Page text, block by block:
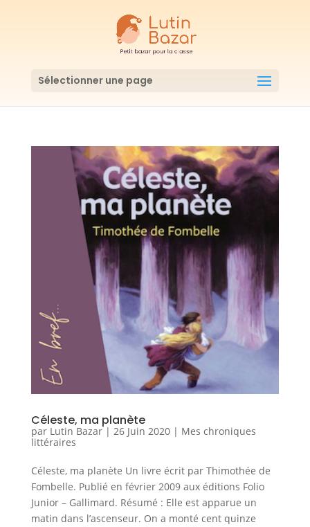
Sélectionner une page
Céleste, ma planète
par Lutin Bazar| 26 Juin 2020| Mes chroniques
littéraires
Céleste, ma planète Un livre écrit par Thimothée de
Fombelle. Publié en février 2009 aux éditions Folio
Junior – Gallimard. Résumé : Elle est apparue un
matin dans l’ascenseur. On a monté cent quinze